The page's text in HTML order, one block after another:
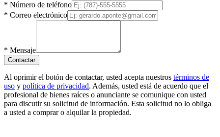
* Número de teléfono
* Correo electrónico
* Mensaje
Contactar
Al oprimir el botón de contactar, usted acepta nuestros términos de
uso y política de privacidad. Además, usted está de acuerdo que el
profesional de bienes raíces o anunciante se comunique con usted
para discutir su solicitud de información. Esta solicitud no lo obliga
a usted a comprar o alquilar la propiedad.